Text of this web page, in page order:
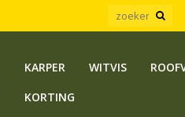
KARPER WITVIS
KORTING